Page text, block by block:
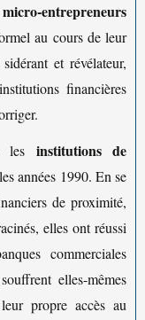
entrepreneurs
au cours de leur
et révélateur,
financières
les institutions de
années 1990. En se
de proximité,
elles ont réussi
commerciales
elles-mêmes
propre accès au